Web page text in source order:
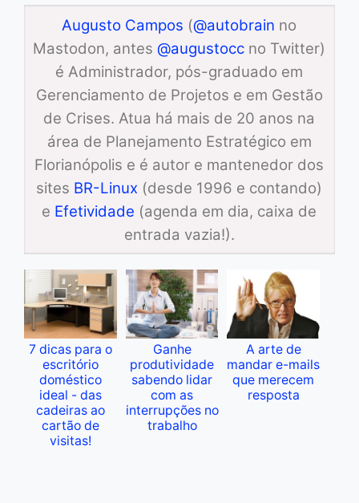
Augusto Campos (@autobrain no
Mastodon, antes @augustocc no Twitter)
é Administrador, pós-graduado em
Gerenciamento de Projetos e em Gestão
de Crises. Atua há mais de 20 anos na
área de Planejamento Estratégico em
Florianópolis e é autor e mantenedor dos
sites BR-Linux (desde 1996 e contando)
e Efetividade (agenda em dia, caixa de
entrada vazia!).
7 dicas para o
escritório
doméstico
ideal - das
cadeiras ao
cartão de
visitas!
Ganhe
produtividade
sabendo lidar
com as
interrupções no
trabalho
A arte de
mandar e-mails
que merecem
resposta